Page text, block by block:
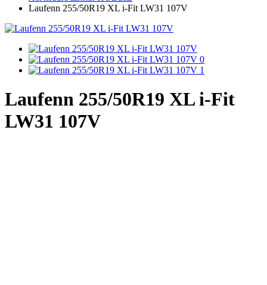
Laufenn 255/50R19 XL i-Fit LW31 107V
Laufenn 255/50R19 XL i-Fit
LW31 107V